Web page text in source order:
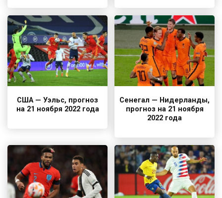
США — Уэльс, прогноз
на 21 ноября 2022 года
Сенегал — Нидерланды,
прогноз на 21 ноября
2022 года